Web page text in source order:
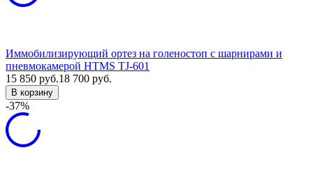
Иммобилизирующий ортез на голеностоп с шарнирами и
пневмокамерой HTMS TJ-601
15 850 руб.18 700 руб.
В корзину
-37%